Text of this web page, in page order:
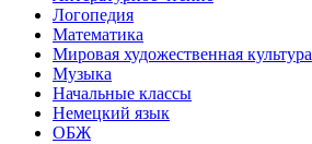
Логопедия
Математика
Мировая художественная культура
Музыка
Начальные классы
Немецкий язык
ОБЖ